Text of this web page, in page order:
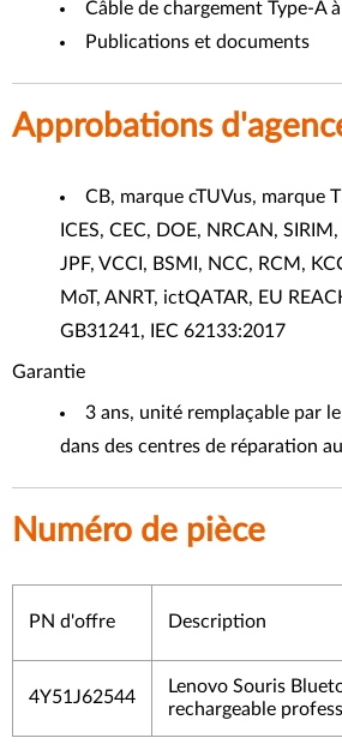
Câble de chargement Type-A
Publications et documents
Approbations
CB, marque cTUVus, marque
ICES, CEC, DOE, NRCAN,
JPF, VCCI, BSMI, NCC, RCM,
MoT, ANRT, ictQATAR, EU
GB31241, IEC 62133:2017
Garantie
3 ans, unité remplaçable par
dans des centres de réparation
Numéro de pièce
PN d'offre Description
4Y51J62544
Lenovo Souris
rechargeable